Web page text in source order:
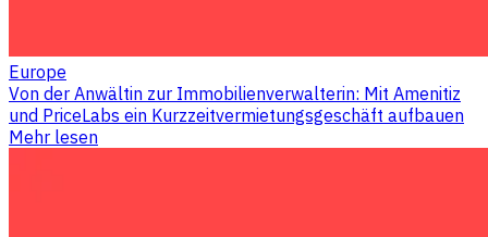
Europe
Von der Anwältin zur Immobilienverwalterin: Mit Amenitiz
und PriceLabs ein Kurzzeitvermietungsgeschäft aufbauen
Mehr lesen